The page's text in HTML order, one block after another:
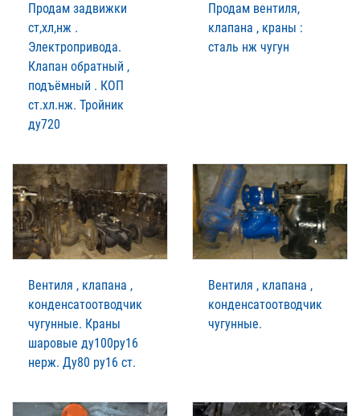
Продам задвижки
ст,хл,нж .
Электропривода.
Клапан обратный ,
подъёмный . КОП
ст.хл.нж. Тройник
ду720
Продам вентиля,
клапана , краны :
сталь нж чугун
Вентиля , клапана ,
конденсатоотводчик
чугунные. Краны
шаровые ду100ру16
нерж. Ду80 ру16 ст.
Вентиля , клапана ,
конденсатоотводчик
чугунные.